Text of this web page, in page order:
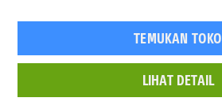
TEMUKAN TOKO
LIHAT DETAIL